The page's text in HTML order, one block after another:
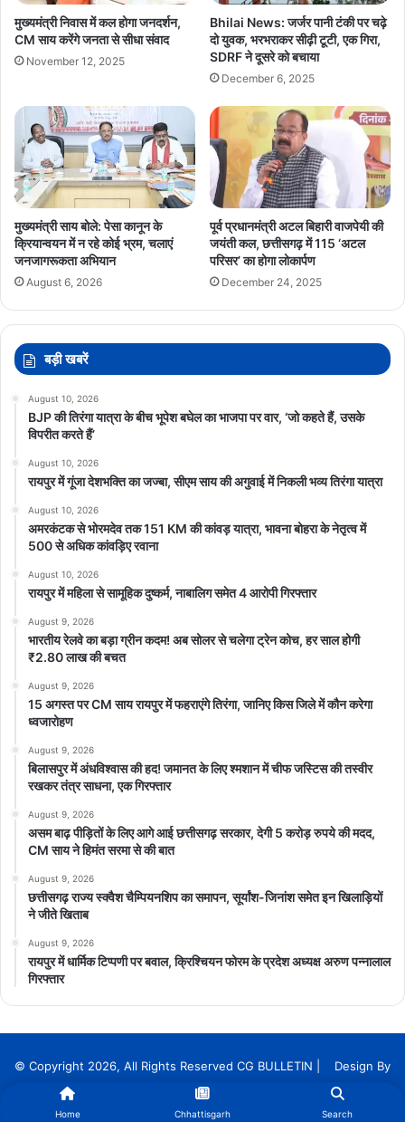
मुख्यमंत्री निवास में कल होगा जनदर्शन,
CM साय करेंगे जनता से सीधा संवाद
November 12, 2025
Bhilai News: जर्जर पानी टंकी पर चढ़े
दो युवक, भरभराकर सीढ़ी टूटी, एक गिरा,
SDRF ने दूसरे को बचाया
December 6, 2025
मुख्यमंत्री साय बोले: पेसा कानून के
क्रियान्वयन में न रहे कोई भ्रम, चलाएं
जनजागरूकता अभियान
August 6, 2026
पूर्व प्रधानमंत्री अटल बिहारी वाजपेयी की
जयंती कल, छत्तीसगढ़ में 115 ‘अटल
परिसर’ का होगा लोकार्पण
December 24, 2025
बड़ी खबरें
August 10, 2026
BJP की तिरंगा यात्रा के बीच भूपेश बघेल का भाजपा पर वार, ‘जो कहते हैं, उसके
विपरीत करते हैं’
August 10, 2026
रायपुर में गूंजा देशभक्ति का जज्बा, सीएम साय की अगुवाई में निकली भव्य तिरंगा यात्रा
August 10, 2026
अमरकंटक से भोरमदेव तक 151 KM की कांवड़ यात्रा, भावना बोहरा के नेतृत्व में
500 से अधिक कांवड़िए रवाना
August 10, 2026
रायपुर में महिला से सामूहिक दुष्कर्म, नाबालिग समेत 4 आरोपी गिरफ्तार
August 9, 2026
भारतीय रेलवे का बड़ा ग्रीन कदम! अब सोलर से चलेगा ट्रेन कोच, हर साल होगी
₹2.80 लाख की बचत
August 9, 2026
15 अगस्त पर CM साय रायपुर में फहराएंगे तिरंगा, जानिए किस जिले में कौन करेगा
ध्वजारोहण
August 9, 2026
बिलासपुर में अंधविश्वास की हद! जमानत के लिए श्मशान में चीफ जस्टिस की तस्वीर
रखकर तंत्र साधना, एक गिरफ्तार
August 9, 2026
असम बाढ़ पीड़ितों के लिए आगे आई छत्तीसगढ़ सरकार, देगी 5 करोड़ रुपये की मदद,
CM साय ने हिमंत सरमा से की बात
August 9, 2026
छत्तीसगढ़ राज्य स्क्वैश चैम्पियनशिप का समापन, सूर्यांश-जिनांश समेत इन खिलाड़ियों
ने जीते खिताब
August 9, 2026
रायपुर में धार्मिक टिप्पणी पर बवाल, क्रिश्चियन फोरम के प्रदेश अध्यक्ष अरुण पन्नालाल
गिरफ्तार
© Copyright 2026, All Rights Reserved CG BULLETIN | Design By
InnoTech Solution Services
Home Chhattisgarh Search